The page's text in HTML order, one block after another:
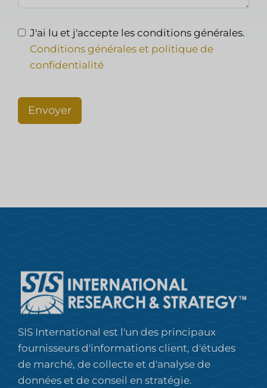
J'ai lu et j'accepte les conditions générales.
Conditions générales et politique de
confidentialité
Envoyer
SIS International est l'un des principaux
fournisseurs d'informations client, d'études
de marché, de collecte et d'analyse de
données et de conseil en stratégie.